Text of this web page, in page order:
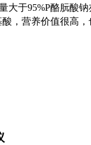
大于95%P酪朊
，营养价值很高